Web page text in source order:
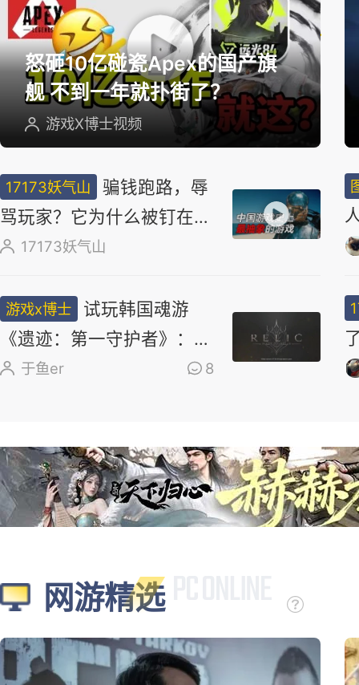
选
怒砸10亿碰瓷Apex的国产旗
舰 不到一年就扑街了？
游戏X博士视频
17173妖气山
骗钱跑路，辱
骂玩家？它为什么被钉在国
产游戏耻辱柱上？
17173妖气山
游戏x博士
试玩韩国魂游
《遗迹：第一守护者》：求
求了，别再做类魂了
于鱼er 8
网游精选